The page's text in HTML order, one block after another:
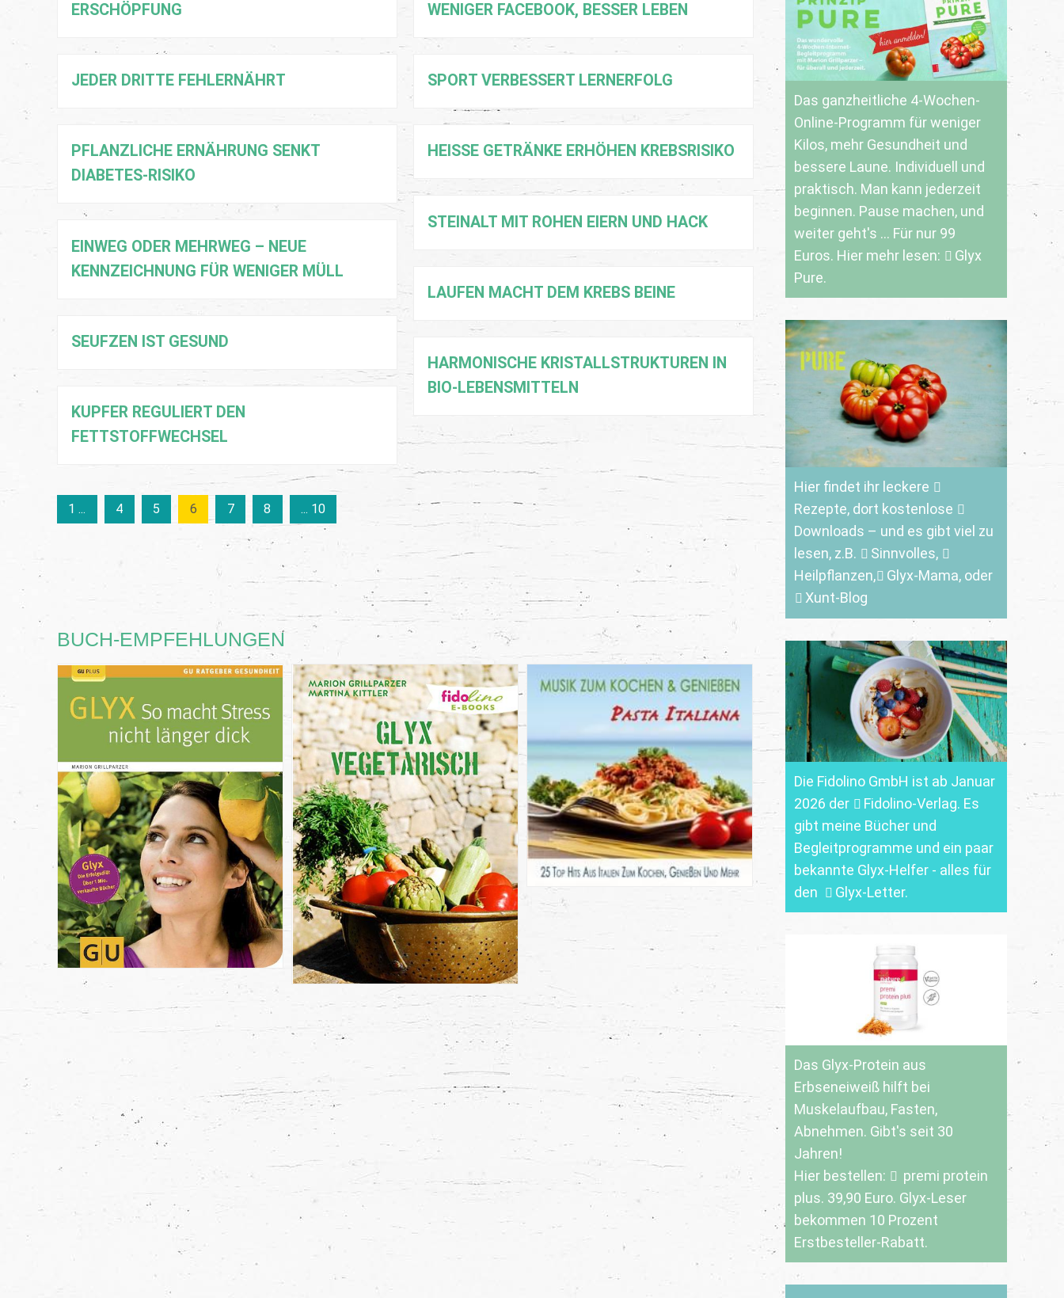
Das ganzheitliche 4-Wochen-
Online-Programm für weniger
Kilos, mehr Gesundheit und
bessere Laune. Individuell und
praktisch. Man kann jederzeit
beginnen. Pause machen, und
weiter geht's ... Für nur 99
Euros. Hier mehr lesen:
Glyx
Pure.
Hier findet ihr leckere
Rezepte, dort kostenlose
Downloads – und es gibt viel zu
lesen, z.B.
Sinnvolles,
Heilpflanzen,
Glyx-Mama, oder
Xunt-Blog
Die Fidolino GmbH ist ab Januar
2026 der
Fidolino-Verlag. Es
gibt meine Bücher und
Begleitprogramme und ein paar
bekannte Glyx-Helfer - alles für
den
Glyx-Letter.
Das Glyx-Protein aus
Erbseneiweiß hilft bei
Muskelaufbau, Fasten,
Abnehmen. Gibt's seit 30
Jahren!
Hier bestellen:
premi protein
plus. 39,90 Euro. Glyx-Leser
bekommen 10 Prozent
Erstbesteller-Rabatt.
ERSCHÖPFUNG
JEDER DRITTE FEHLERNÄHRT
PFLANZLICHE ERNÄHRUNG SENKT
DIABETES-RISIKO
EINWEG ODER MEHRWEG – NEUE
KENNZEICHNUNG FÜR WENIGER MÜLL
SEUFZEN IST GESUND
KUPFER REGULIERT DEN
FETTSTOFFWECHSEL
WENIGER FACEBOOK, BESSER LEBEN
SPORT VERBESSERT LERNERFOLG
HEISSE GETRÄNKE ERHÖHEN KREBSRISIKO
STEINALT MIT ROHEN EIERN UND HACK
LAUFEN MACHT DEM KREBS BEINE
HARMONISCHE KRISTALLSTRUKTUREN IN
BIO-LEBENSMITTELN
1 ... 4 5 6 7 8 ... 10
BUCH-EMPFEHLUNGEN